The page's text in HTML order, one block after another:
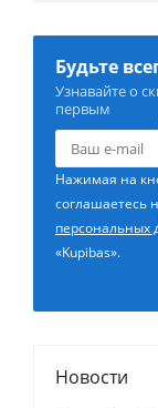
Будьте
Узнавайте о
первым
Нажимая на
соглашаетесь
персональных
«Kupibas».
Новости